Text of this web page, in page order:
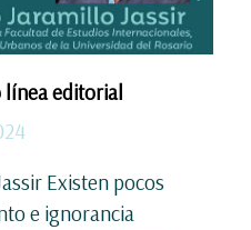
línea editorial
Existen pocos
e ignorancia